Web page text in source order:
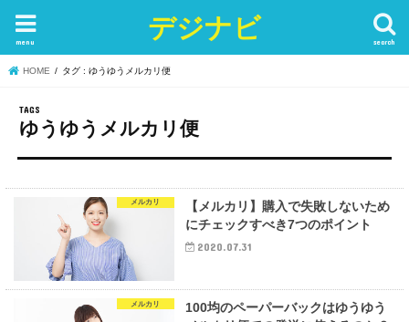
デジナビ search
menu
HOME タグ : ゆうゆうメルカリ便
ゆうゆうメルカリ便
メルカリ
【メルカリ】購入で失敗しないため
にチェックすべき7つのポイント
2020.07.31
メルカリ
100均のペーパーバックはゆうゆう